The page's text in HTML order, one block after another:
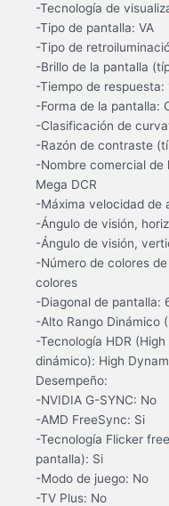
-Tecnología de
-Tipo de pantalla: VA
-Tipo de
-Brillo de la pantalla
-Tiempo de respuesta:
-Forma de la pantalla:
-Clasificación de
-Razón de contraste
-Nombre comercial de
Mega DCR
-Máxima velocidad de
-Ángulo de visión,
-Ángulo de visión,
-Número de colores
colores
-Diagonal de pantalla:
-Alto Rango Dinámico
-Tecnología HDR
dinámico): High
Desempeño:
-NVIDIA G-SYNC: No
-AMD FreeSync: Si
-Tecnología Flicker
pantalla): Si
-Modo de juego: No
-TV Plus: No